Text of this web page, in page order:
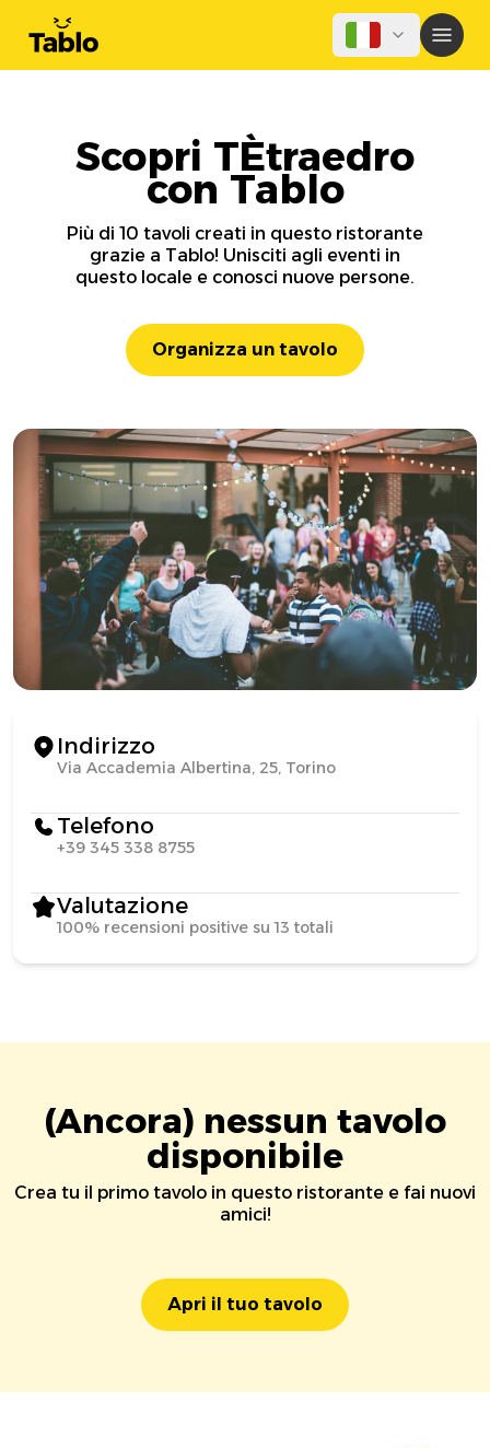
Scopri TÈtraedro
con Tablo
Più di 10 tavoli creati in questo ristorante
grazie a Tablo! Unisciti agli eventi in
questo locale e conosci nuove persone.
Organizza un tavolo
Indirizzo
Via Accademia Albertina, 25, Torino
Telefono
+39 345 338 8755
Valutazione
100% recensioni positive su 13 totali
(Ancora) nessun tavolo
disponibile
Crea tu il primo tavolo in questo ristorante e fai nuovi
amici!
Apri il tuo tavolo